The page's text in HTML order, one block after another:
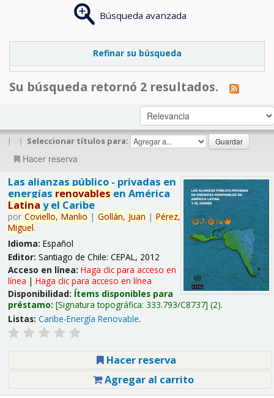
Búsqueda avanzada
Refinar su búsqueda
Su búsqueda retornó 2 resultados.
| | Seleccionar títulos para:
Hacer reserva
Las alianzas público - privadas en
energías renovables en América
Latina y el Caribe
por Coviello, Manlio | Gollán, Juan | Pérez,
Miguel.
Idioma: Español
Editor: Santiago de Chile: CEPAL, 2012
Acceso en línea: Haga clic para acceso en
línea | Haga clic para acceso en línea
Disponibilidad: Ítems disponibles para
préstamo: Signatura topográfica: 333.793/C8737 (2).
Listas: Caribe-Energía Renovable.
Hacer reserva
Agregar al carrito